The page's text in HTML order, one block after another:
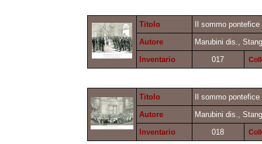
Titolo
Il sommo
Autore
Marubini dis.,
Inventario
017
Titolo
Il sommo
Autore
Marubini dis.,
Inventario
018